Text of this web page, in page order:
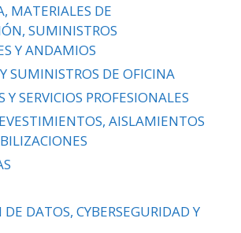
MATERIALES DE
SUMINISTROS
Y ANDAMIOS
SUMINISTROS DE OFICINA
Y SERVICIOS PROFESIONALES
AISLAMIENTOS
DE DATOS, CYBERSEGURIDAD Y